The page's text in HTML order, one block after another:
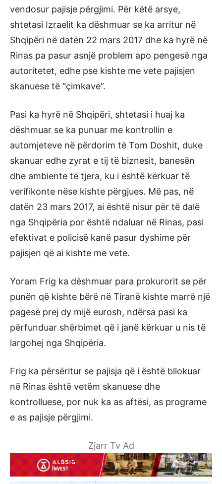
vendosur pajisje përgjimi. Për këtë arsye,
shtetasi Izraelit ka dëshmuar se ka arritur në
Shqipëri në datën 22 mars 2017 dhe ka hyrë në
Rinas pa pasur asnjë problem apo pengesë nga
autoritetet, edhe pse kishte me vete pajisjen
skanuese të “çimkave”.
Pasi ka hyrë në Shqipëri, shtetasi i huaj ka
dëshmuar se ka punuar me kontrollin e
automjeteve në përdorim të Tom Doshit, duke
skanuar edhe zyrat e tij të biznesit, banesën
dhe ambiente të tjera, ku i është kërkuar të
verifikonte nëse kishte përgjues. Më pas, në
datën 23 mars 2017, ai është nisur për të dalë
nga Shqipëria por është ndaluar në Rinas, pasi
efektivat e policisë kanë pasur dyshime për
pajisjen që ai kishte me vete.
Yoram Frig ka dëshmuar para prokurorit se për
punën që kishte bërë në Tiranë kishte marrë një
pagesë prej dy mijë eurosh, ndërsa pasi ka
përfunduar shërbimet që i janë kërkuar u nis të
largohej nga Shqipëria.
Frig ka përsëritur se pajisja që i është bllokuar
në Rinas është vetëm skanuese dhe
kontrolluese, por nuk ka as aftësi, as programe
e as pajisje përgjimi.
Zjarr Tv Ad